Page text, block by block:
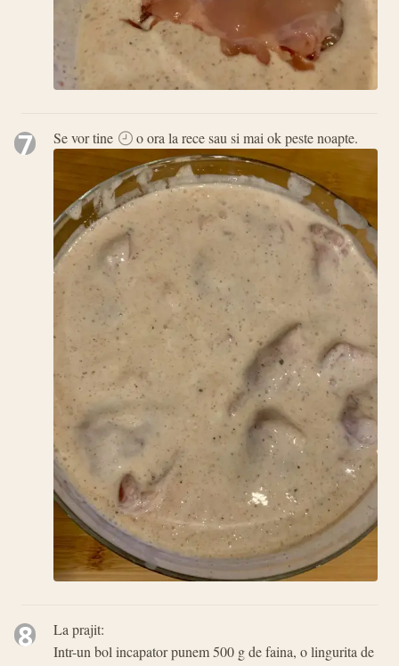
7 Se vor tine o ora la rece sau si mai ok peste noapte.
8
La prajit:
Intr-un bol incapator punem 500 g de faina, o lingurita de